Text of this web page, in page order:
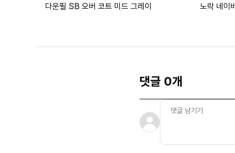
다운필 SB 오버 코트 미드 그레이
노락 네이비
댓글 0개